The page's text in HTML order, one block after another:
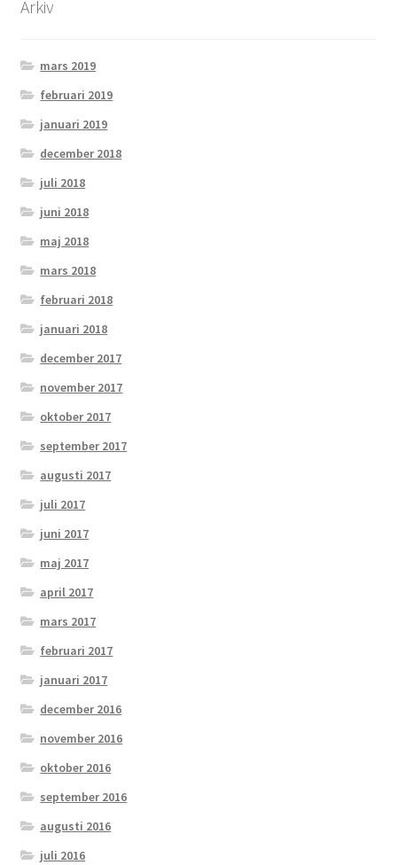
Arkiv
mars 2019
februari 2019
januari 2019
december 2018
juli 2018
juni 2018
maj 2018
mars 2018
februari 2018
januari 2018
december 2017
november 2017
oktober 2017
september 2017
augusti 2017
juli 2017
juni 2017
maj 2017
april 2017
mars 2017
februari 2017
januari 2017
december 2016
november 2016
oktober 2016
september 2016
augusti 2016
juli 2016